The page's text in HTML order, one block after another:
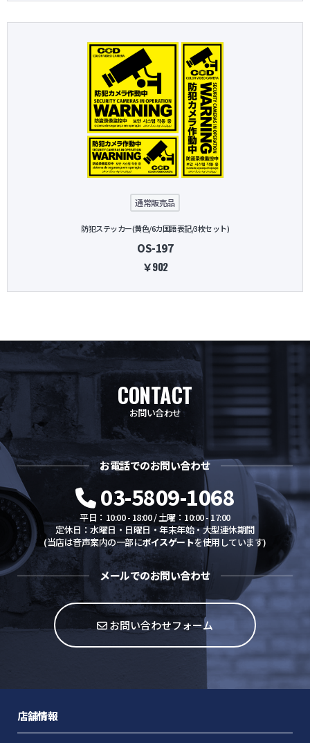
通常販売品
防犯ステッカー(黄色/6カ国語表記/3枚セット)
OS-197
￥902
CONTACT
お問い合わせ
お電話でのお問い合わせ
03-5809-1068
平日：10:00 - 18:00 / 土曜：10:00 - 17:00
定休日：水曜日・日曜日・年末年始・大型連休期間
(当店は音声案内の一部にボイスゲートを使用しています)
メールでのお問い合わせ
お問い合わせフォーム
店舗情報